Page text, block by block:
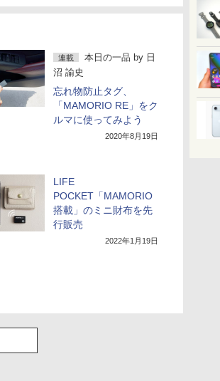
連載 本日の一品 by 日
沼 諭史
忘れ物防止タグ、
「MAMORIO RE」をク
ルマに使ってみよう
2020年8月19日
LIFE
POCKET「MAMORIO
搭載」のミニ財布を先
行販売
2022年1月19日